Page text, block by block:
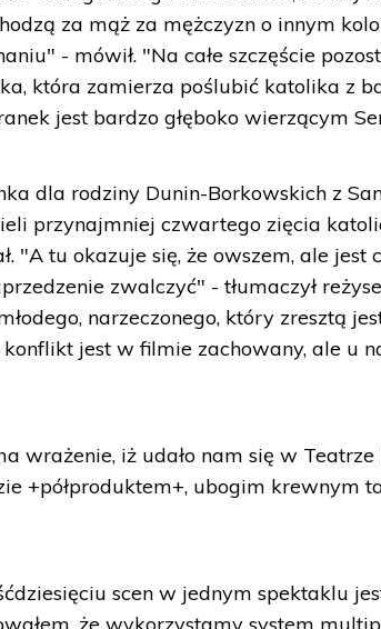
za mąż za mężczyzn o innym
- mówił. "Na całe szczęście
która zamierza poślubić katolika z
jest bardzo głęboko wierzącym
dla rodziny Dunin-Borkowskich z
przynajmniej czwartego zięcia
"A tu okazuje się, że owszem, ale jest
zwalczyć" - tłumaczył
narzeczonego, który zresztą
konflikt jest w filmie zachowany, ale u
wrażenie, iż udało nam się w
+półproduktem+, ubogim krewnym
scen w jednym spektaklu